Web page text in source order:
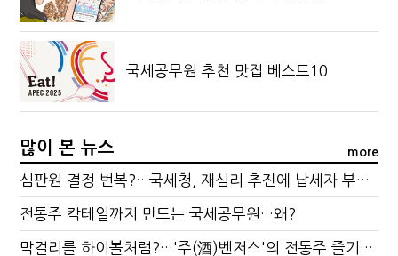
국세공무원 추천 맛집 베스트10
많이 본 뉴스 more
심판원 결정 번복?…국세청, 재심리 추진에 납세자 부담 우려
전통주 칵테일까지 만드는 국세공무원…왜?
막걸리를 하이볼처럼?…'주(酒)벤저스'의 전통주 즐기는 법